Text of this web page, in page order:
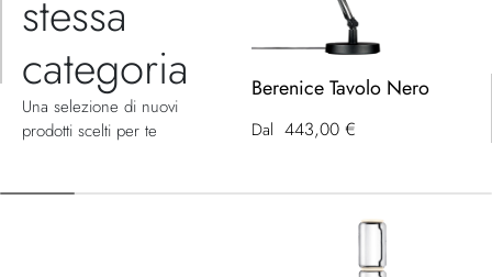
stessa
categoria
Una selezione di nuovi
prodotti scelti per te
Berenice Tavolo Nero
Dal 443,00 €